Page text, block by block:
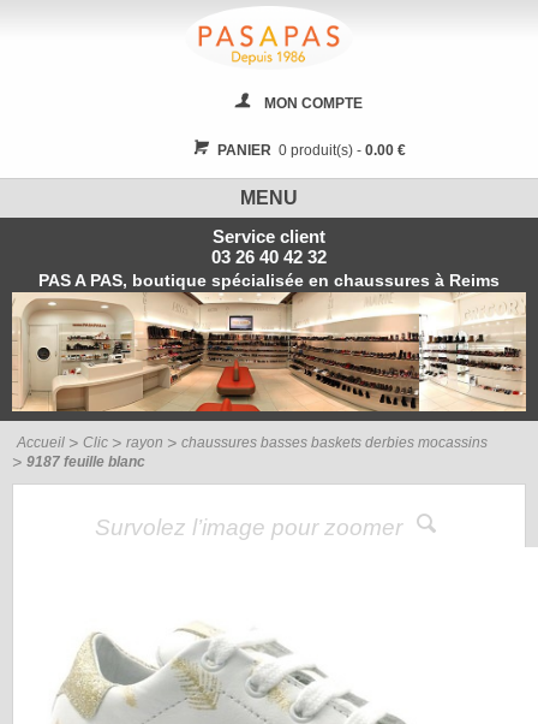
MON COMPTE
PANIER0 produit(s) - 0.00 €
MENU
Service client
03 26 40 42 32
PAS A PAS, boutique spécialisée en chaussures à Reims
Accueil Clic rayon
chaussures basses baskets derbies mocassins
9187 feuille blanc
Survolez l’image pour zoomer